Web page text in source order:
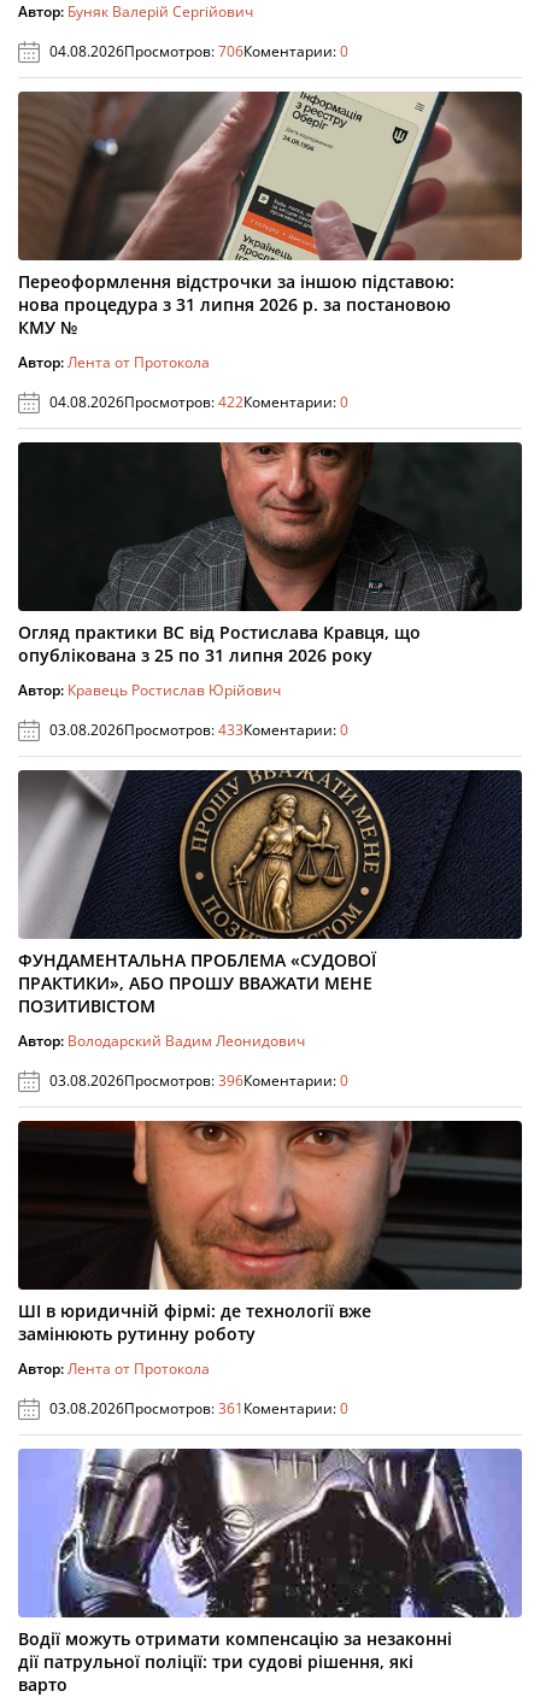
Автор: Буняк Валерій Сергійович
04.08.2026Просмотров:706Коментарии:0
Переоформлення відстрочки за іншою підставою:
нова процедура з 31 липня 2026 р. за постановою
КМУ №
Автор:Лента от Протокола
04.08.2026Просмотров:422Коментарии:0
Огляд практики ВС від Ростислава Кравця, що
опублікована з 25 по 31 липня 2026 року
Автор: Кравець Ростислав Юрійович
03.08.2026Просмотров:433Коментарии:0
ФУНДАМЕНТАЛЬНА ПРОБЛЕМА «СУДОВОЇ
ПРАКТИКИ», АБО ПРОШУ ВВАЖАТИ МЕНЕ
ПОЗИТИВІСТОМ
Автор: Володарский Вадим Леонидович
03.08.2026Просмотров:396Коментарии:0
ШІ в юридичній фірмі: де технології вже
замінюють рутинну роботу
Автор:Лента от Протокола
03.08.2026Просмотров:361Коментарии:0
Водії можуть отримати компенсацію за незаконні
дії патрульної поліції: три судові рішення, які
варто